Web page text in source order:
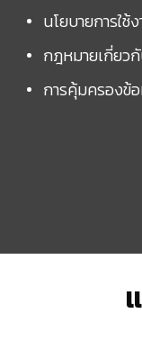
นโยบายการใช้
กฎหมายเกี่ยว
การคุ้มครองข้